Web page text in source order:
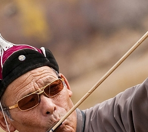
OPERATOR INDIPENDENTE DAL 2004